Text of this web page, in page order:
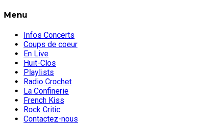
Menu
Infos Concerts
Coups de coeur
En Live
Huit-Clos
Playlists
Radio Crochet
La Confinerie
French Kiss
Rock Critic
Contactez-nous